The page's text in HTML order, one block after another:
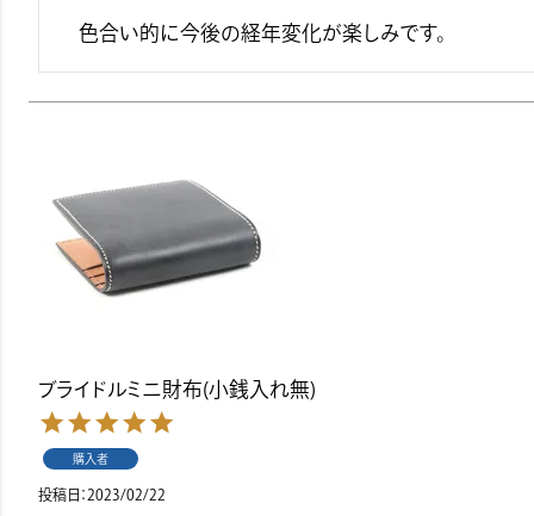
色合い的に今後の経年変化が楽しみです。
ブライドルミニ財布(小銭入れ無)
購入者
投稿日 2023/02/22